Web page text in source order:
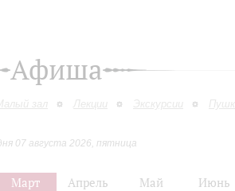
Афиша
зал Лекции Экскурсии
07 августа 2026, пятница
Март Апрель Май Июнь